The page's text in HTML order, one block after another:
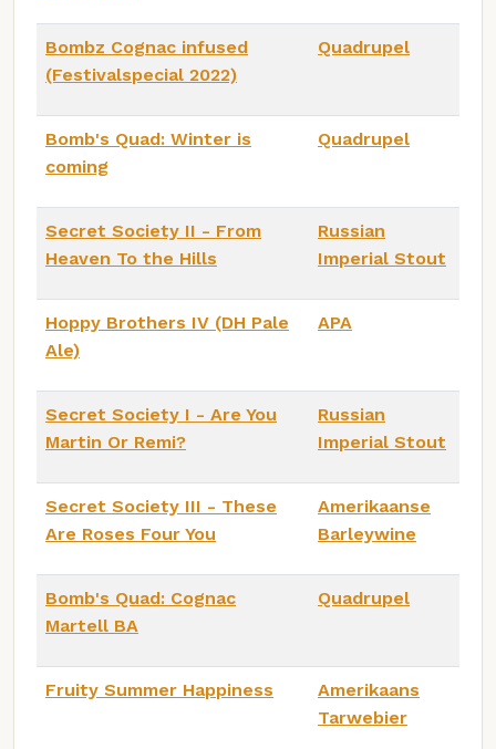
Bombz Cognac infused
(Festivalspecial 2022)
Quadrupel
Bomb's Quad: Winter is
coming
Quadrupel
Secret Society II - From
Heaven To the Hills
Russian
Imperial Stout
Hoppy Brothers IV (DH Pale
Ale)
APA
Secret Society I - Are You
Martin Or Remi?
Russian
Imperial Stout
Secret Society III - These
Are Roses Four You
Amerikaanse
Barleywine
Bomb's Quad: Cognac
Martell BA
Quadrupel
Fruity Summer Happiness
Amerikaans
Tarwebier